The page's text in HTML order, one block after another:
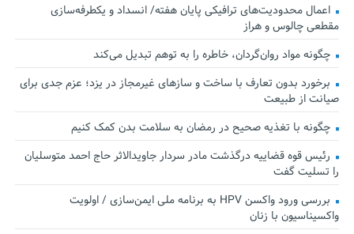
اعمال محدودیت‌های ترافیکی پایان هفته/ انسداد و یکطرفه‌سازی
مقطعی چالوس و هراز
چگونه مواد روان‌گردان، خاطره را به توهم تبدیل می‌کند
برخورد بدون تعارف با ساخت‌ و سازهای غیرمجاز در یزد؛ عزم جدی برای
صیانت از طبیعت
چگونه با تغذیه صحیح در رمضان به سلامت بدن کمک کنیم
رئیس قوه قضاییه درگذشت مادر سردار جاویدالاثر حاج احمد متوسلیان
را تسلیت گفت
بررسی ورود واکسن HPV به برنامه ملی ایمن‌سازی / اولویت
واکسیناسیون با زنان